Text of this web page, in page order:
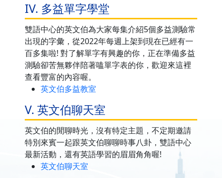
IV. 多益單字學堂
雙語中心的英文伯為大家每集介紹5個多益測驗常
出現的字彙，從2022年每週上架到現在已經有一
百多集啦! 對了解單字有興趣的你，正在準備多益
測驗卻苦無夥伴陪著嗑單字表的你，歡迎來這裡
查看豐富的內容喔。
英文伯多益教室
V. 英文伯聊天室
英文伯的閒聊時光，沒有特定主題，不定期邀請
特別來賓一起跟英文伯聊聊時事八卦，雙語中心
最新活動，還有英語學習的眉眉角角喔!
英文伯聊天室